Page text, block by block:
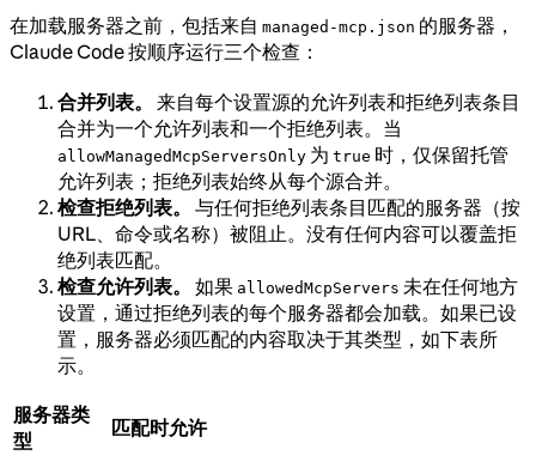
在加载服务器之前，包括来自 managed-mcp.json 的服务器，
Claude Code 按顺序运行三个检查：
合并列表。
来自每个设置源的允许列表和拒绝列表条目
合并为一个允许列表和一个拒绝列表。当
allowManagedMcpServersOnly 为 true 时，仅保留托管
允许列表；拒绝列表始终从每个源合并。
检查拒绝列表。
与任何拒绝列表条目匹配的服务器（按
URL、命令或名称）被阻止。没有任何内容可以覆盖拒
绝列表匹配。
检查允许列表。
如果 allowedMcpServers 未在任何地方
设置，通过拒绝列表的每个服务器都会加载。如果已设
置，服务器必须匹配的内容取决于其类型，如下表所
示。
服务器类
型
匹配时允许